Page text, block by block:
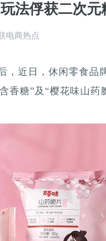
法俘获二次元
电商热点
，近日，休闲零食品
香糖”及“樱花味山药